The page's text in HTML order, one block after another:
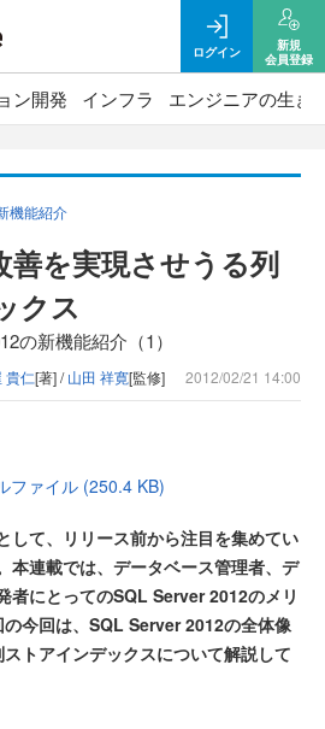
ログイン
新規
会員登録
ン開発 インフラ エンジニアの生き
機能紹介
善を実現させうる列
クス
の新機能紹介（1）
貴仁[著] /山田 祥寛[監修] 2012/02/21 14:00
ファイル (250.4 KB)
して、リリース前から注目を集めてい
本連載では、データベース管理者、デ
者にとってのSQL Server 2012のメリ
今回は、SQL Server 2012の全体像
トアインデックスについて解説して